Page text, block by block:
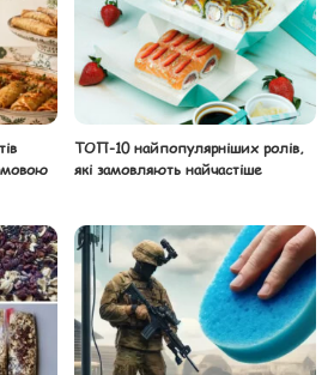
ТОП-10 найпопулярніших ролів,
які замовляють найчастіше